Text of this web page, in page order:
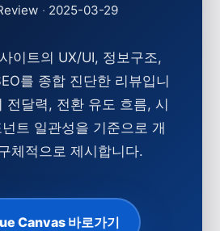
· 2025-03-29
이트의 UX/UI, 정보구조,
를 종합 진단한 리뷰입니
전달력, 전환 유도 흐름, 시
트 일관성을 기준으로 개
체적으로 제시합니다.
Canvas 바로가기